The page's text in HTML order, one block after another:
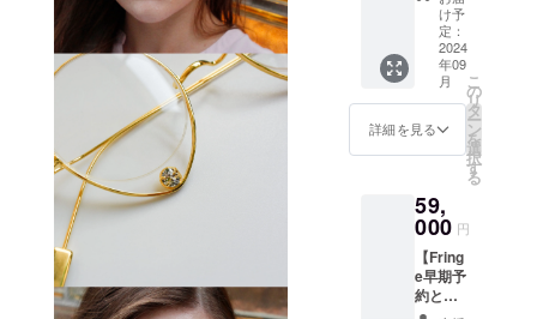
ご記載
くださ
い。 ユ
ニセッ
クスに
着用い
ただけ
BOOKA
ラシッ
クモデ
ル。 商
品には
眼鏡
ケース
表作Cry
Cityに
お礼の
絵手紙
を添え
てお届
けいた
しま
す。 プ
トラッ
ピング
も対応
可能で
すの
で、ご
け予
定：
2024
年09
月
詳細を見る
こ
の
リ
タ
ー
ン
を
選
択
す
る
59,
000 円
【Fring
e早期予
約とお
礼の絵